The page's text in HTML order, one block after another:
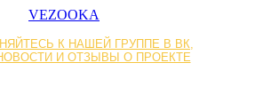
VEZOOKA
К НАШЕЙ ГРУППЕ В ВК,
И ОТЗЫВЫ О ПРОЕКТЕ